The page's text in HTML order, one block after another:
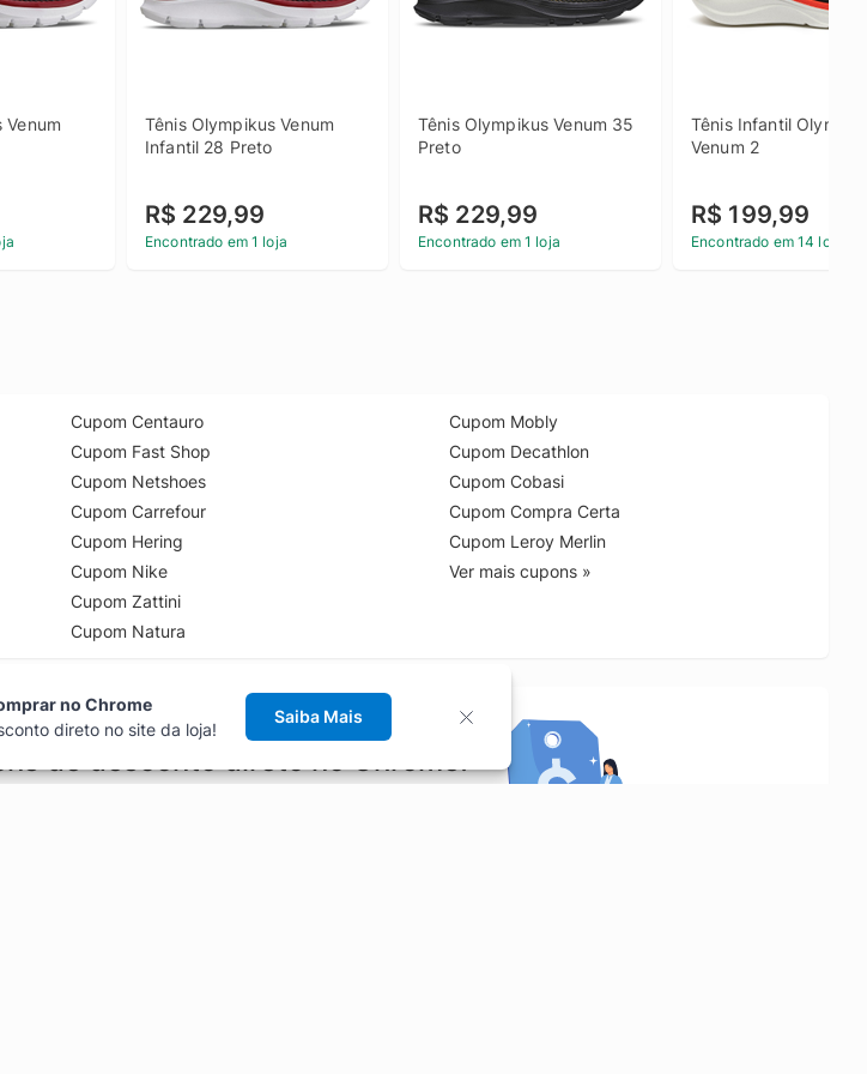
Venum
Tênis Olympikus Venum
Infantil 28 Preto
R$ 229,99
Encontrado em 1 loja
Tênis Olympikus Venum 35
Preto
R$ 229,99
Encontrado em 1 loja
Tênis Infantil
Venum 2
R$ 199,99
Encontrado em 14 lojas
Cupom Centauro
Cupom Fast Shop
Cupom Netshoes
Cupom Carrefour
Cupom Hering
Cupom Nike
Cupom Zattini
Cupom Natura
Cupom Mobly
Cupom Decathlon
Cupom Cobasi
Cupom Compra Certa
Cupom Leroy Merlin
Ver mais cupons »
de desconto direto no Chrome!
no Chrome
direto no site da loja!
Saiba Mais